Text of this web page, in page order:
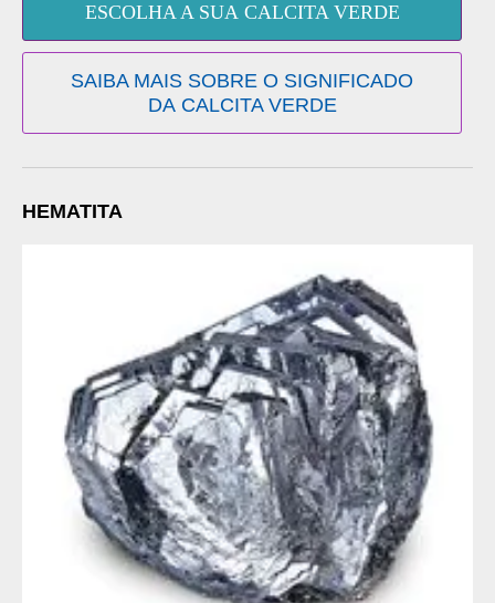
ESCOLHA A SUA CALCITA VERDE
SAIBA MAIS SOBRE O SIGNIFICADO
DA CALCITA VERDE
HEMATITA